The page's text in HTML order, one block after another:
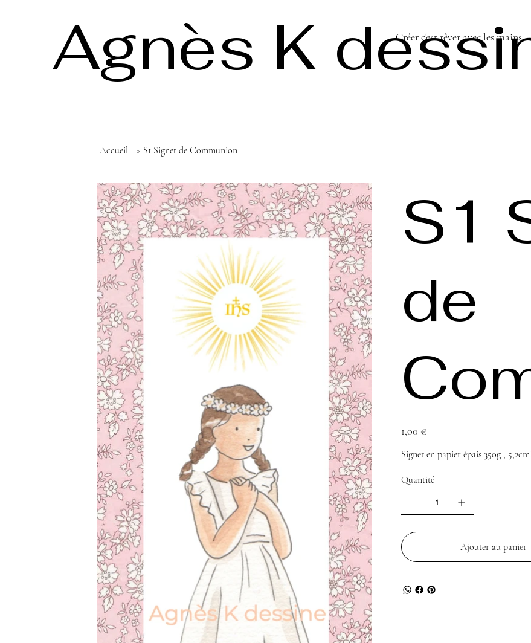
Agnès K Créer c'est rêver avec les mains...
Accueil > S1 Signet de Communion
S1
de
1,00 €
Signet en papier épais 350g ,
Quantité
Ajouter au panier